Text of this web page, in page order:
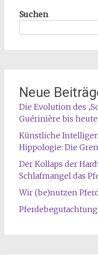
Suchen
Neue
Die Evolution des
Guérinière bis heute
Künstliche
Hippologie: Die
Der Kollaps der
Schlafmangel das
Wir (be)nutzen